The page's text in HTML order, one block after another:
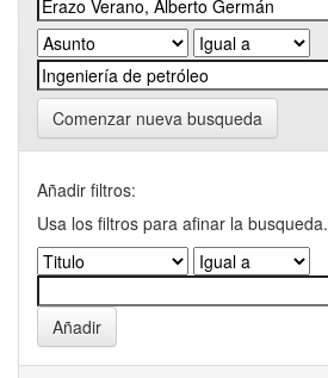
Comenzar nueva busqueda
Añadir filtros:
Usa los filtros para afinar la busqueda.